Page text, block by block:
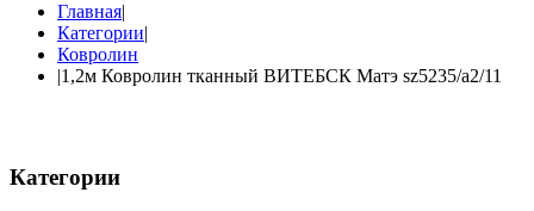
Главная|
Категории|
Ковролин
|1,2м Ковролин тканный ВИТЕБСК Матэ sz5235/а2/11
Категории